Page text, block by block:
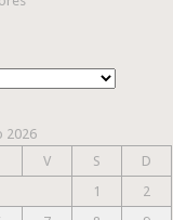
2026
V S
D
1
2